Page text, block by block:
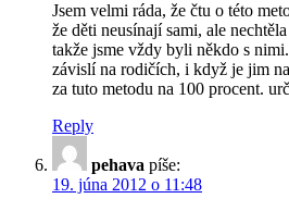
Jsem velmi ráda, že čtu o této
že děti neusínají sami, ale
takže jsme vždy byli někdo s
závislí na rodičích, i když je jim
za tuto metodu na 100 procent.
Reply
pehava píše:
19. júna 2012 o 11:48